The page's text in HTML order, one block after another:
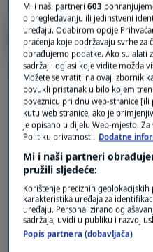
TATJANA VLAŠIĆ
Zašto
istupaju
nas!"
VIJESTI| 3. velj.|
Kontroverze
dugova:
VIJESTI 13. tra.
Mi i naši partneri603
o pregledavanju ili jedinstveni
uređaju. Odabirom opcije
praćenja koje podržavaju svrhe za
obrađujemo podatke. Ako su alati
sadržaj i oglasi koje vidite možda
Možete se vratiti na ovaj izbornik
povukli pristanak u bilo kojem
poveznicu pri dnu web-stranice
kutu web stranice, ako je
je opisano u dijelu Web-mjesto.
Politiku privatnosti. Dodatne
Mi i naši partneri
pružili sljedeće:
Korištenje preciznih
karakteristika uređaja za
uređaju. Personalizirano
sadržaja, uvidi u publiku i razvoj
Popis partnera (dobavljača)